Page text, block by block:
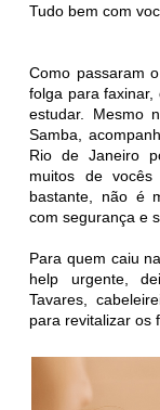
Tudo bem com
Como passaram
folga para
estudar. Mesmo
Samba,
Rio de Janeiro
muitos de
bastante, não é
com segurança e
Para quem caiu
help urgente,
Tavares,
para revitalizar os